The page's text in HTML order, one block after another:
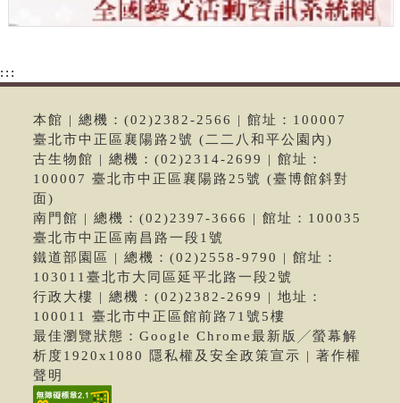
:::
本館 | 總機：(02)2382-2566 | 館址：100007
臺北市中正區襄陽路2號 (二二八和平公園內)
古生物館 | 總機：(02)2314-2699 | 館址：
100007 臺北市中正區襄陽路25號 (臺博館斜對
面)
南門館 | 總機：(02)2397-3666 | 館址：100035
臺北市中正區南昌路一段1號
鐵道部園區 | 總機：(02)2558-9790 | 館址：
103011臺北市大同區延平北路一段2號
行政大樓 | 總機：(02)2382-2699 | 地址：
100011 臺北市中正區館前路71號5樓
最佳瀏覽狀態：Google Chrome最新版╱螢幕解
析度1920x1080 隱私權及安全政策宣示 | 著作權
聲明